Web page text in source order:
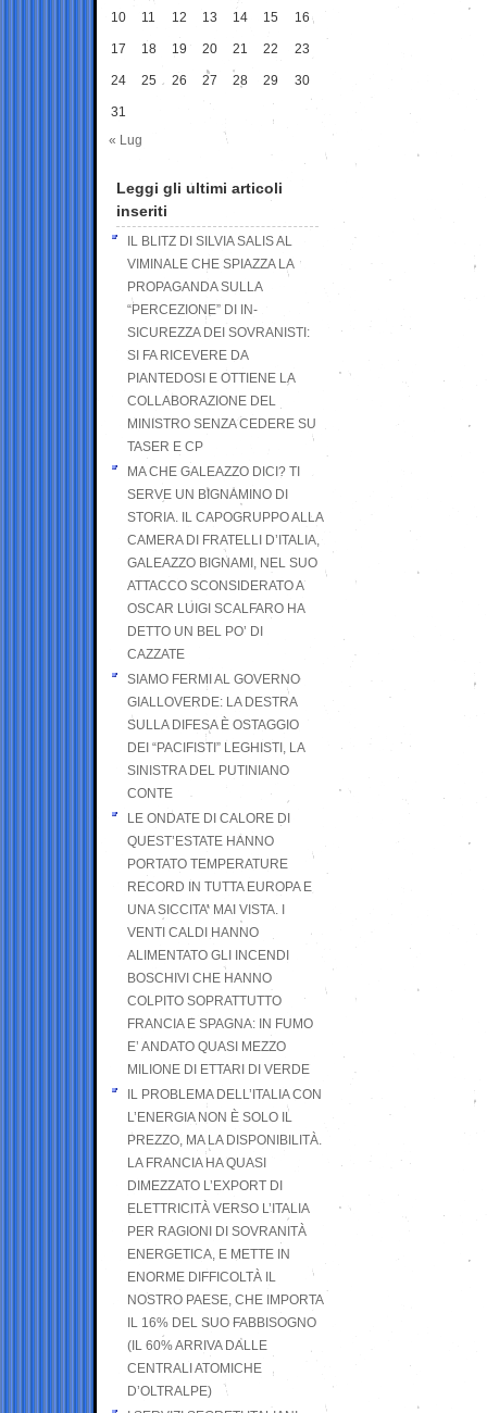
10 11 12 13 14 15 16
17 18 19 20 21 22 23
24 25 26 27 28 29 30
31
« Lug
Leggi gli ultimi articoli
inseriti
IL BLITZ DI SILVIA SALIS AL
VIMINALE CHE SPIAZZA LA
PROPAGANDA SULLA
“PERCEZIONE” DI IN-
SICUREZZA DEI SOVRANISTI:
SI FA RICEVERE DA
PIANTEDOSI E OTTIENE LA
COLLABORAZIONE DEL
MINISTRO SENZA CEDERE SU
TASER E CP
MA CHE GALEAZZO DICI? TI
SERVE UN BIGNAMINO DI
STORIA. IL CAPOGRUPPO ALLA
CAMERA DI FRATELLI D’ITALIA,
GALEAZZO BIGNAMI, NEL SUO
ATTACCO SCONSIDERATO A
OSCAR LUIGI SCALFARO HA
DETTO UN BEL PO’ DI
CAZZATE
SIAMO FERMI AL GOVERNO
GIALLOVERDE: LA DESTRA
SULLA DIFESA È OSTAGGIO
DEI “PACIFISTI” LEGHISTI, LA
SINISTRA DEL PUTINIANO
CONTE
LE ONDATE DI CALORE DI
QUEST’ESTATE HANNO
PORTATO TEMPERATURE
RECORD IN TUTTA EUROPA E
UNA SICCITA’ MAI VISTA. I
VENTI CALDI HANNO
ALIMENTATO GLI INCENDI
BOSCHIVI CHE HANNO
COLPITO SOPRATTUTTO
FRANCIA E SPAGNA: IN FUMO
E’ ANDATO QUASI MEZZO
MILIONE DI ETTARI DI VERDE
IL PROBLEMA DELL’ITALIA CON
L’ENERGIA NON È SOLO IL
PREZZO, MA LA DISPONIBILITÀ.
LA FRANCIA HA QUASI
DIMEZZATO L’EXPORT DI
ELETTRICITÀ VERSO L’ITALIA
PER RAGIONI DI SOVRANITÀ
ENERGETICA, E METTE IN
ENORME DIFFICOLTÀ IL
NOSTRO PAESE, CHE IMPORTA
IL 16% DEL SUO FABBISOGNO
(IL 60% ARRIVA DALLE
CENTRALI ATOMICHE
D’OLTRALPE)